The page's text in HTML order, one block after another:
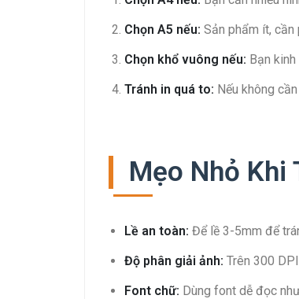
Chọn A5 nếu: Sản phẩm ít, cần
Chọn khổ vuông nếu: Bạn
Tránh in quá to: Nếu không
Mẹo Nhỏ Khi
Lề an toàn: Để lề 3-5mm để
Độ phân giải ảnh: Trên 300
Font chữ: Dùng font dễ đọc